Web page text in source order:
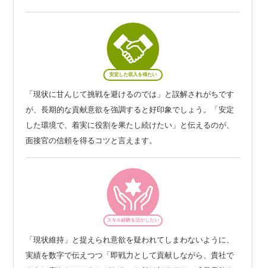
安定した収入を得たい
「現状に甘んじて挑戦を避けるのでは」と誤解されがちです
が、長期的な貢献意欲を強調すると好印象でしょう。「安定
した環境で、着実に役割を果たし続けたい」と伝えるのが、
面接官の信頼を得るコツと言えます。
スキル経験を活かしたい
「現状維持」と捉えられ意欲を疑われてしまわないように、
実績を数字で伝えつつ「即戦力として貢献しながら、貴社で